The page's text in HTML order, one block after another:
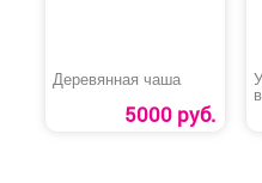
Деревянная чаша
5000 руб.